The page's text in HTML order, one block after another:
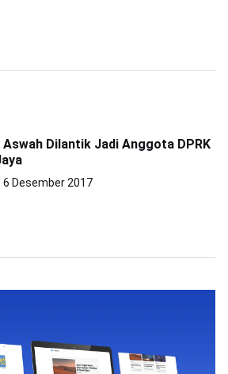
Dilantik Jadi Anggota DPRK
6 Desember 2017